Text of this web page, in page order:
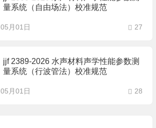
量系统（自由场法）校准规范
05月01日 27
jjf 2389-2026 水声材料声学性能参数测
量系统（行波管法）校准规范
05月01日 28